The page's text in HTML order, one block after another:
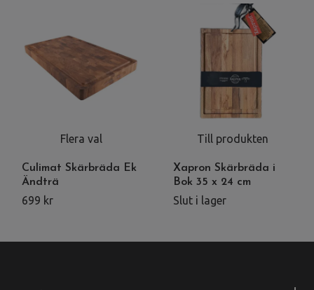
Flera val
Culimat Skärbräda Ek
Ändträ
699 kr
Till produkten
Xapron Skärbräda i
Bok 35 x 24 cm
Slut i lager